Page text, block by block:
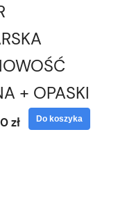
+ OPASKI
zł Do koszyka